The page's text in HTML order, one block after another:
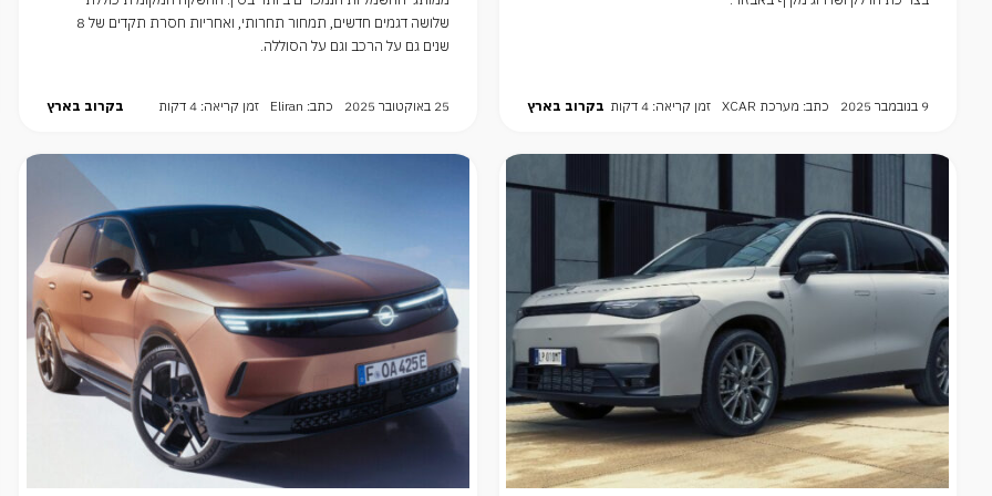
9 בנובמבר 2025 כתב: מערכת XCAR זמן קריאה: 4 דקות בקרוב בארץ
שלושה דגמים חדשים, תמחור תחרותי, ואחריות חסרת תקדים של 8
שנים גם על הרכב וגם על הסוללה.
25 באוקטובר 2025 כתב: Eliran זמן קריאה: 4 דקות בקרוב בארץ